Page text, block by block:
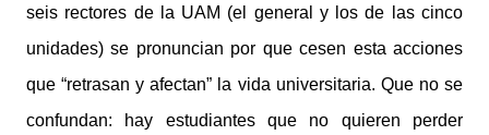
seis rectores de la UAM (el general y los de las cinco
unidades) se pronuncian por que cesen esta acciones
que “retrasan y afectan” la vida universitaria. Que no se
confundan: hay estudiantes que no quieren perder